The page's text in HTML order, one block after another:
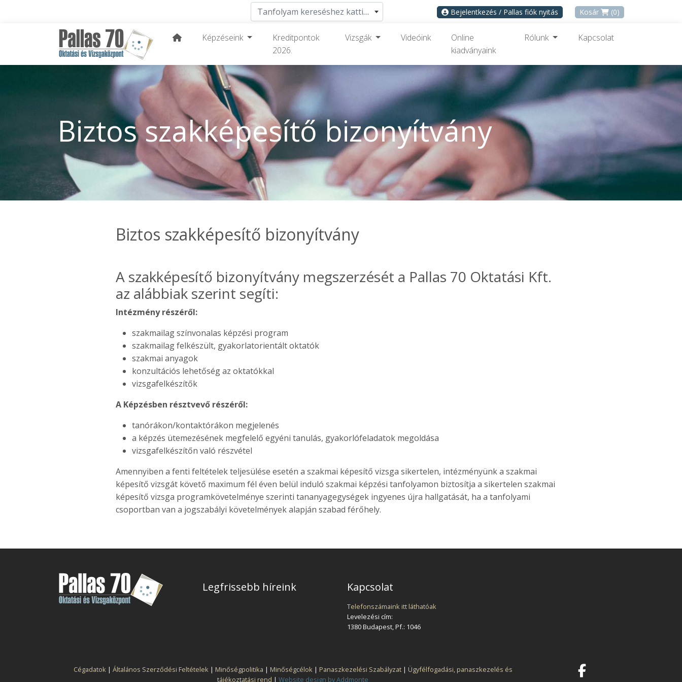
Tanfolyam kereséshez kattints ide Bejelentkezés / Pallas fiók nyitás Kosár (0)
Képzéseink
Kreditpontok
2026.
Vizsgák Videóink
Online
kiadványaink
Rólunk Kapcsolat
Biztos szakképesítő bizonyítvány
Biztos szakképesítő bizonyítvány
A szakképesítő bizonyítvány megszerzését a Pallas 70 Oktatási Kft.
az alábbiak szerint segíti:
Intézmény részéről:
szakmailag színvonalas képzési program
szakmailag felkészült, gyakorlatorientált oktatók
szakmai anyagok
konzultációs lehetőség az oktatókkal
vizsgafelkészítők
A Képzésben résztvevő részéről:
tanórákon/kontaktórákon megjelenés
a képzés ütemezésének megfelelő egyéni tanulás, gyakorlófeladatok megoldása
vizsgafelkészítőn való részvétel
Amennyiben a fenti feltételek teljesülése esetén a szakmai képesítő vizsga sikertelen, intézményünk a szakmai
képesítő vizsgát követő maximum fél éven belül induló szakmai képzési tanfolyamon biztosítja a sikertelen szakmai
képesítő vizsga programkövetelménye szerinti tananyagegységek ingyenes újra hallgatását, ha a tanfolyami
csoportban van a jogszabályi követelmények alapján szabad férőhely.
Legfrissebb híreink Kapcsolat
Telefonszámaink itt láthatóak
Levelezési cím:
1380 Budapest, Pf.: 1046
Cégadatok| Általános Szerződési Feltételek| Minőségpolitika | Minőségcélok| Panaszkezelési Szabályzat| Ügyfélfogadási, panaszkezelés és
tájékoztatási rend | Website design by Addmonte